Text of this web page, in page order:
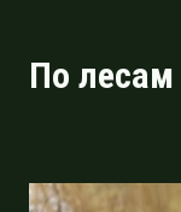
содержимому
По